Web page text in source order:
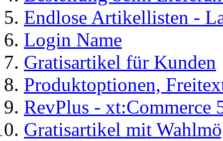
Endlose Artikellisten -
Login Name
Gratisartikel für Kunden
Produktoptionen,
RevPlus - xt:Commerce
Gratisartikel mit